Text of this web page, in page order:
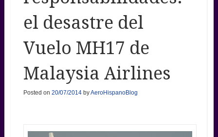
el desastre del
Vuelo MH17 de
Malaysia Airlines
Posted on 20/07/2014byAeroHispanoBlog